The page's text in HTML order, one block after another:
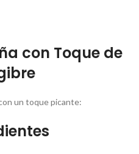
con Toque de
un toque picante: